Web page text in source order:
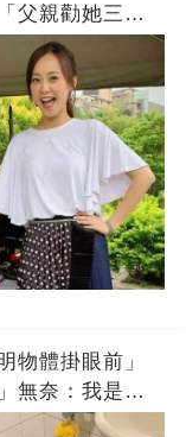
父親勸她三
物體掛眼前」
無奈：我是親